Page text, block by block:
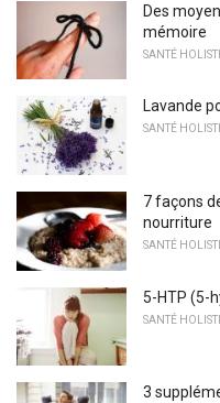
Des
mémoire
SANTÉ
Lavande
SANTÉ
7 façons
nourriture
SANTÉ
5-HTP (5-
SANTÉ
3